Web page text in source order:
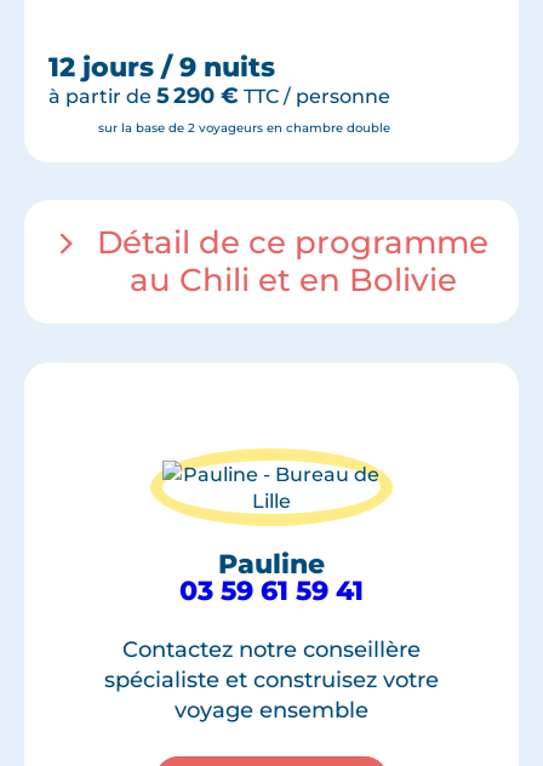
12 jours / 9 nuits
à partir de 5 290 € TTC / personne
sur la base de 2 voyageurs en chambre double
Détail de ce programme
au Chili et en Bolivie
Pauline
03 59 61 59 41
Contactez notre conseillère
spécialiste et construisez votre
voyage ensemble